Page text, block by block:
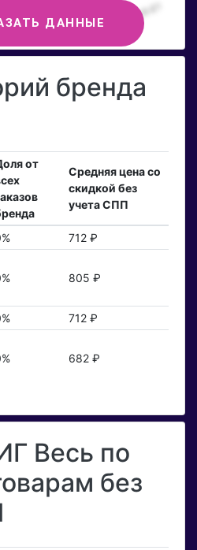
ДАННЫЕ
бренда
от
Средняя цена со
скидкой без
учета СПП
712 ₽
805 ₽
712 ₽
682 ₽
Весь по
без